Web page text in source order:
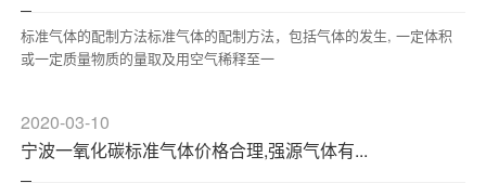
标准气体的配制方法标准气体的配制方法，包括气体的发生, 一定体积
或一定质量物质的量取及用空气稀释至一
2020-03-10
宁波一氧化碳标准气体价格合理,强源气体有...